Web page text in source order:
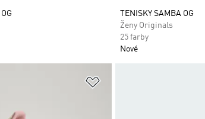
TENISKY SAMBA OG
Ženy Originals
25 farby
Nové